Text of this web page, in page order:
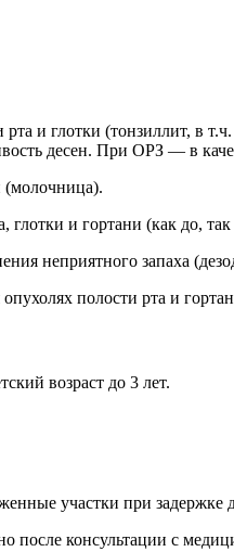
и глотки (тонзиллит, в
десен. При ОРЗ — в
(молочница).
и гортани (как до,
неприятного запаха
полости рта и
возраст до 3 лет.
участки при задержке
после консультации с